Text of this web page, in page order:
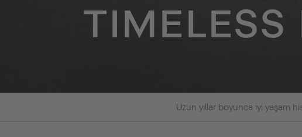
TIMELESS
Uzun yıllar boyunca iyi yaşam